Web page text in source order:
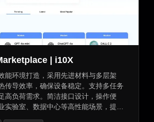
| i10X
能环境打造，采用先进材料与多层架
传导效率，确保设备稳定。支持多任务
高负荷需求。简洁接口设计，操作便
实验室、数据中心等高性能场景，提供